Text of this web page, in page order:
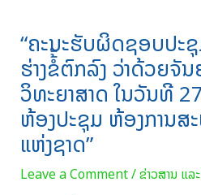
“ຄະນະຮັບຜິດຊອບປະ
ຮ່າງຂໍ້້ຕົກລົງ ວ່າດ້ວຍຈັ
ວິທະຍາສາດ ໃນວັນທີ
ຫ້ອງປະຊຸມ ຫ້ອງການສ
ແຫ່ງຊາດ”
Leave a Comment/ຂ່າວສານ ແລ